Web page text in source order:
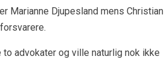
Marianne Djupesland mens Christian
advokater og ville naturlig nok ikke